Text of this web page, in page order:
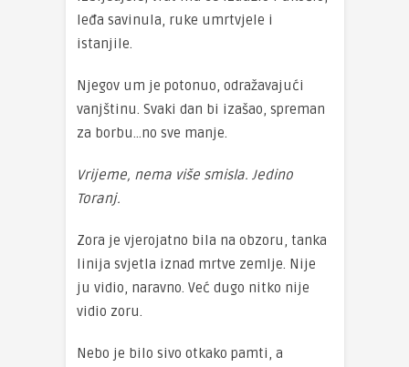
leđa savinula, ruke umrtvjele i
istanjile.
Njegov um je potonuo, odražavajući
vanjštinu. Svaki dan bi izašao, spreman
za borbu…no sve manje.
Vrijeme, nema više smisla. Jedino
Toranj.
Zora je vjerojatno bila na obzoru, tanka
linija svjetla iznad mrtve zemlje. Nije
ju vidio, naravno. Već dugo nitko nije
vidio zoru.
Nebo je bilo sivo otkako pamti, a